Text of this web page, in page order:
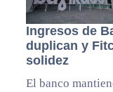
Ingresos de
duplican y
solidez
El banco